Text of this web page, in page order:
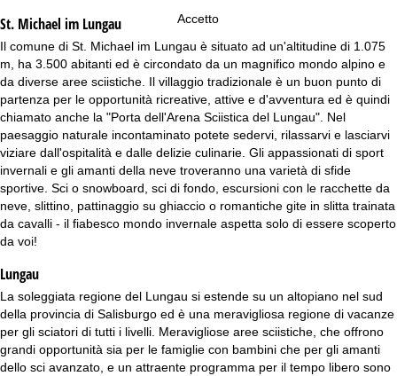
Accetto
p
a
g
e
St. Michael im Lungau
Il comune di St. Michael im Lungau è situato ad un'altitudine di 1.075
m, ha 3.500 abitanti ed è circondato da un magnifico mondo alpino e
da diverse aree sciistiche. Il villaggio tradizionale è un buon punto di
partenza per le opportunità ricreative, attive e d'avventura ed è quindi
chiamato anche la "Porta dell'Arena Sciistica del Lungau". Nel
paesaggio naturale incontaminato potete sedervi, rilassarvi e lasciarvi
viziare dall'ospitalità e dalle delizie culinarie. Gli appassionati di sport
invernali e gli amanti della neve troveranno una varietà di sfide
sportive. Sci o snowboard, sci di fondo, escursioni con le racchette da
neve, slittino, pattinaggio su ghiaccio o romantiche gite in slitta trainata
da cavalli - il fiabesco mondo invernale aspetta solo di essere scoperto
da voi!
Lungau
La soleggiata regione del Lungau si estende su un altopiano nel sud
della provincia di Salisburgo ed è una meravigliosa regione di vacanze
per gli sciatori di tutti i livelli. Meravigliose aree sciistiche, che offrono
grandi opportunità sia per le famiglie con bambini che per gli amanti
dello sci avanzato, e un attraente programma per il tempo libero sono